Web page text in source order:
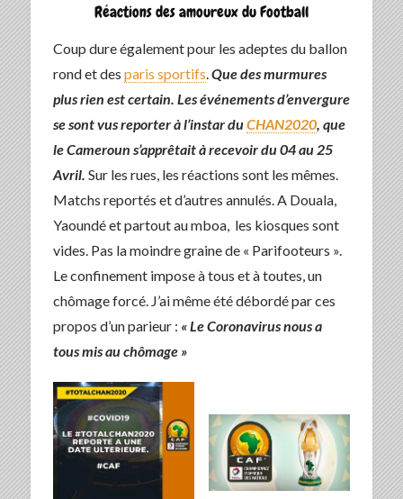
Réactions des amoureux du Football
Coup dure également pour les adeptes du ballon
rond et des paris sportifs.Que des murmures
plus rien est certain. Les événements d’envergure
se sont vus reporter à l’instar duCHAN2020, que
le Cameroun s’apprêtait à recevoir du 04 au 25
Avril. Sur les rues, les réactions sont les mêmes.
Matchs reportés et d’autres annulés. A Douala,
Yaoundé et partout au mboa, les kiosques sont
vides. Pas la moindre graine de « Parifooteurs ».
Le confinement impose à tous et à toutes, un
chômage forcé. J’ai même été débordé par ces
propos d’un parieur : « Le Coronavirus nous a
tous mis au chômage »